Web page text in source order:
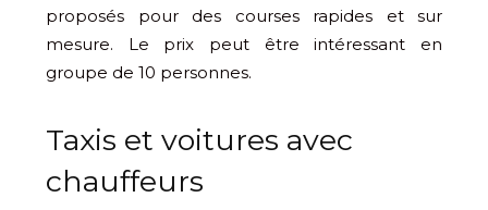
proposés pour des courses rapides et sur
mesure. Le prix peut être intéressant en
groupe de 10 personnes.
Taxis et voitures avec
chauffeurs